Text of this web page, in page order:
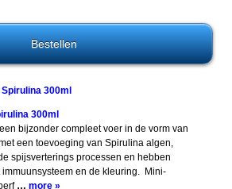
300ml
bijzonder compleet voer in de vorm van
een toevoeging van Spirulina algen,
spijsverterings processen en hebben
immuunsysteem en de kleuring. Mini-
… more »